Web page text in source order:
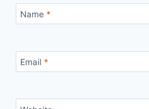
Name *
Email *